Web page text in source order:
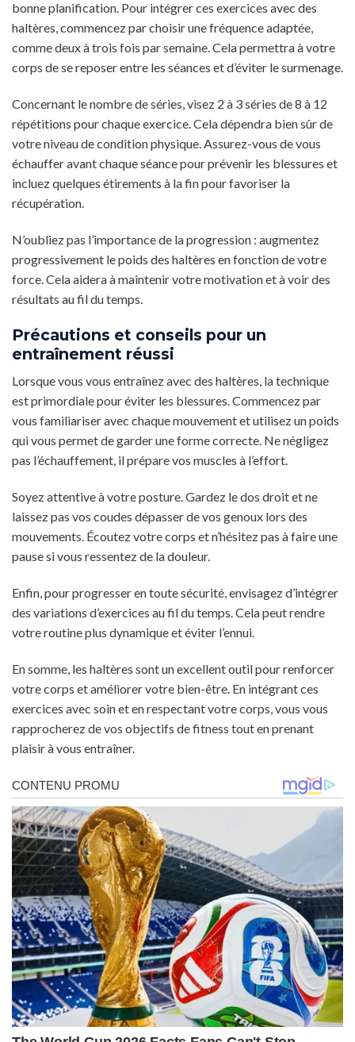
bonne planification. Pour intégrer ces exercices avec des
haltères, commencez par choisir une fréquence adaptée,
comme deux à trois fois par semaine. Cela permettra à votre
corps de se reposer entre les séances et d’éviter le surmenage.
Concernant le nombre de séries, visez 2 à 3 séries de 8 à 12
répétitions pour chaque exercice. Cela dépendra bien sûr de
votre niveau de condition physique. Assurez-vous de vous
échauffer avant chaque séance pour prévenir les blessures et
incluez quelques étirements à la fin pour favoriser la
récupération.
N’oubliez pas l’importance de la progression : augmentez
progressivement le poids des haltères en fonction de votre
force. Cela aidera à maintenir votre motivation et à voir des
résultats au fil du temps.
Précautions et conseils pour un
entraînement réussi
Lorsque vous vous entraînez avec des haltères, la technique
est primordiale pour éviter les blessures. Commencez par
vous familiariser avec chaque mouvement et utilisez un poids
qui vous permet de garder une forme correcte. Ne négligez
pas l’échauffement, il prépare vos muscles à l’effort.
Soyez attentive à votre posture. Gardez le dos droit et ne
laissez pas vos coudes dépasser de vos genoux lors des
mouvements. Écoutez votre corps et n’hésitez pas à faire une
pause si vous ressentez de la douleur.
Enfin, pour progresser en toute sécurité, envisagez d’intégrer
des variations d’exercices au fil du temps. Cela peut rendre
votre routine plus dynamique et éviter l’ennui.
En somme, les haltères sont un excellent outil pour renforcer
votre corps et améliorer votre bien-être. En intégrant ces
exercices avec soin et en respectant votre corps, vous vous
rapprocherez de vos objectifs de fitness tout en prenant
plaisir à vous entraîner.